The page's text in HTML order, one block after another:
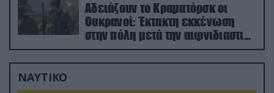
Αδειάζουν το Κραματόρσκ οι
Ουκρανοί: Έκτακτη εκκένωση
στην πόλη μετά την αιφνιδιαστική
προώθηση των Ρώσων (βίντεο)
ΝΑΥΤΙΚΟ